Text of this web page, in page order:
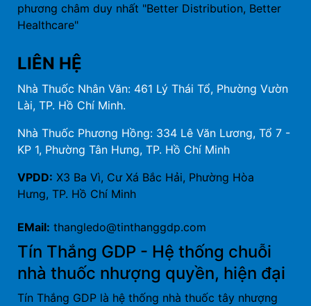
phương châm duy nhất "Better Distribution, Better
Healthcare"
LIÊN HỆ
Nhà Thuốc Nhân Văn: 461 Lý Thái Tổ, Phường Vườn
Lài, TP. Hồ Chí Minh.
Nhà Thuốc Phương Hồng: 334 Lê Văn Lương, Tổ 7 -
KP 1, Phường Tân Hưng, TP. Hồ Chí Minh
VPDD: X3 Ba Vì, Cư Xá Bắc Hải, Phường Hòa
Hưng, TP. Hồ Chí Minh
EMail: thangledo@tinthanggdp.com
Tín Thắng GDP - Hệ thống chuỗi
nhà thuốc nhượng quyền, hiện đại
Tín Thắng GDP là hệ thống nhà thuốc tây nhượng